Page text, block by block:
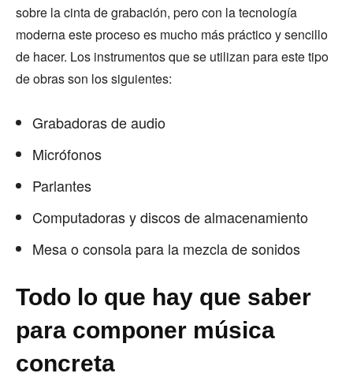
sobre la cinta de grabación, pero con la tecnología
moderna este proceso es mucho más práctico y sencillo
de hacer. Los instrumentos que se utilizan para este tipo
de obras son los siguientes:
Grabadoras de audio
Micrófonos
Parlantes
Computadoras y discos de almacenamiento
Mesa o consola para la mezcla de sonidos
Todo lo que hay que saber
para componer música
concreta